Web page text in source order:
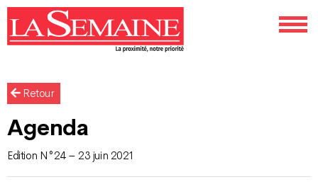
Retour
Agenda
Edition N°24 – 23 juin 2021